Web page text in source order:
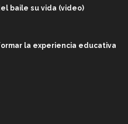
baile su vida (video)
la experiencia educativa